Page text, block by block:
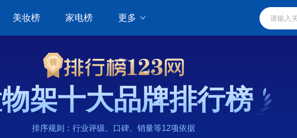
美妆榜 家电榜 更多
架十大品牌排行榜
排序规则：行业评级、口碑、销量等12项依据